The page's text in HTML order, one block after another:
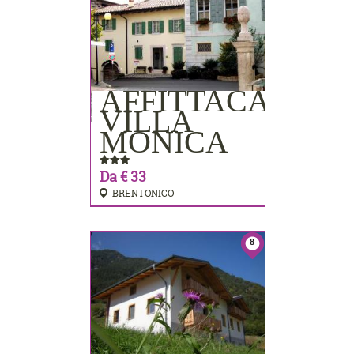
VILLA
MONICA
Da € 33
BRENTONICO
PRENOTA
8